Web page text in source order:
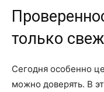
только
Сегодня особенно
можно доверять. В